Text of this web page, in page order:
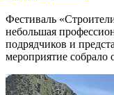
Фестиваль
небольшая
подрядчиков и
мероприятие собрало